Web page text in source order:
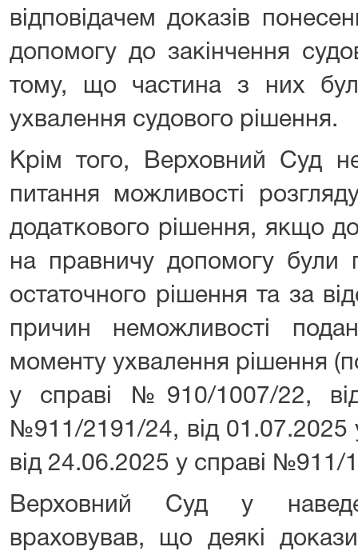
відповідачем доказів
допомогу до закінчення
тому, що частина з них
ухвалення судового рішення.
Крім того, Верховний Суд
питання можливості
додаткового рішення, якщо
на правничу допомогу були
остаточного рішення та за
причин неможливості
моменту ухвалення рішення
у справі №910/1007/22,
№911/2191/24, від
від 24.06.2025 у справі №911/
Верховний Суд у
враховував, що деякі